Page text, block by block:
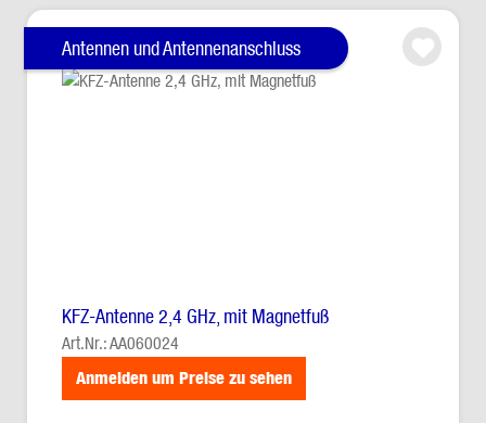
Antennen und Antennenanschluss
KFZ-Antenne 2,4 GHz, mit Magnetfuß
Art.Nr.: AA060024
Anmelden um Preise zu sehen